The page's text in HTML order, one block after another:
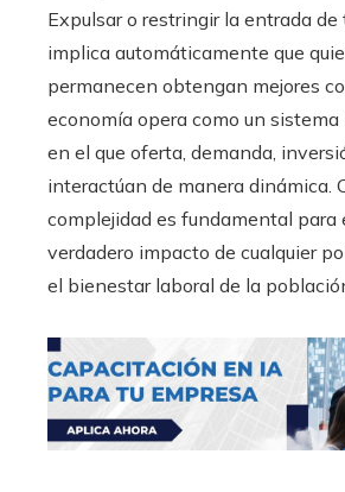
Expulsar o restringir la entrada de
implica automáticamente que
permanecen obtengan mejores
economía opera como un
en el que oferta, demanda,
interactúan de manera dinámica.
complejidad es fundamental para
verdadero impacto de cualquier
el bienestar laboral de la